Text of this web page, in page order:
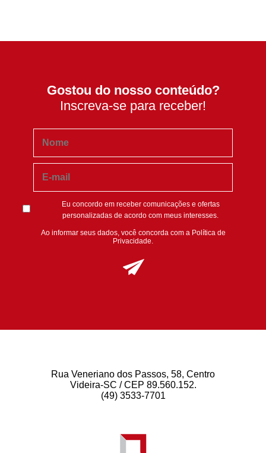
Gostou do nosso conteúdo?
Inscreva-se para receber!
Eu concordo em receber comunicações e ofertas
personalizadas de acordo com meus interesses.
Ao informar seus dados, você concorda com a Política de
Privacidade.
Rua Veneriano dos Passos, 58, Centro
Videira-SC / CEP 89.560.152.
(49) 3533-7701